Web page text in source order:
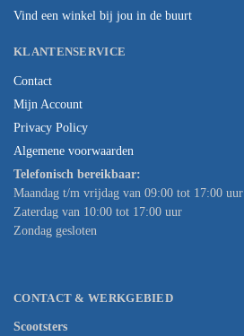
Vind een winkel bij jou in de buurt
KLANTENSERVICE
Contact
Mijn Account
Privacy Policy
Algemene voorwaarden
Telefonisch bereikbaar:
Maandag t/m vrijdag van 09:00 tot 17:00 uur
Zaterdag van 10:00 tot 17:00 uur
Zondag gesloten
CONTACT & WERKGEBIED
Scootsters